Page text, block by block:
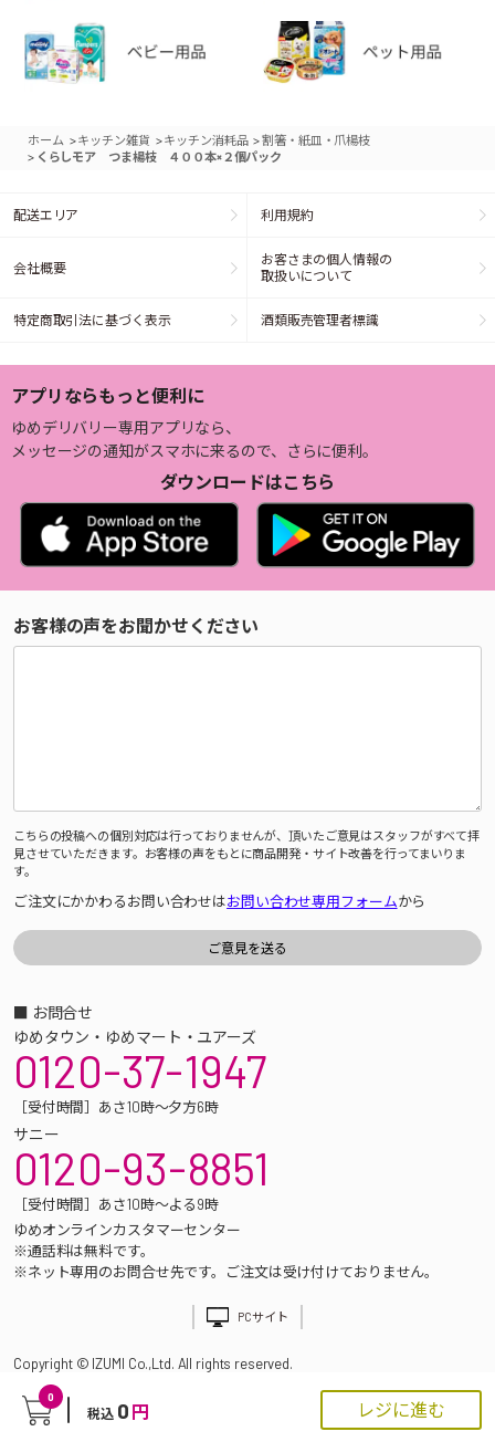
0
税込 0 円 レジに進む
ホーム >キッチン雑貨 >キッチン消耗品 >割箸・紙皿・爪楊枝
> くらしモア つま楊枝 ４００本×２個パック
配送エリア 利用規約
会社概要
お客さまの個人情報の
取扱いについて
特定商取引法に基づく表示 酒類販売管理者標識
アプリならもっと便利に
ゆめデリバリー専用アプリなら、
メッセージの通知がスマホに来るので、さらに便利。
ダウンロードはこちら
お客様の声をお聞かせください
こちらの投稿への個別対応は行っておりませんが、頂いたご意見はスタッフがすべて拝
見させていただきます。お客様の声をもとに商品開発・サイト改善を行ってまいりま
す。
ご注文にかかわるお問い合わせはお問い合わせ専用フォームから
■ お問合せ
ゆめタウン・ゆめマート・ユアーズ
0120-37-1947
［受付時間］あさ10時～夕方6時
サニー
0120-93-8851
［受付時間］あさ10時～よる9時
ゆめオンラインカスタマーセンター
※通話料は無料です。
※ネット専用のお問合せ先です。ご注文は受け付けておりません。
PCサイト
Copyright © IZUMI Co.,Ltd. All rights reserved.